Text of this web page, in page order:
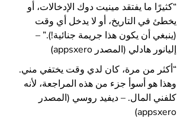
“كثيرًا ما يفتقد مينيت دوك الإدخالات، أو
يخطئ في التاريخ، أو لا يدخل أي وقت
(ينبغي أن يكون هذا جريمة جنائية!).” –
إليانور هادلي (المصدر appsxero)
“أكثر من مرة، كان لدي وقت يختفي مني.
وهذا هو أسوأ جزء من هذه المراجعة، لأنه
كلفني المال. – ديفيد روسي (المصدر
appsxero)